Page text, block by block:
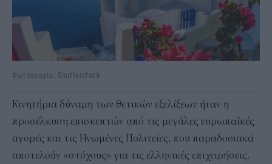
Φωτογραφία: Shutterstock
Κινητήρια δύναμη των θετικών εξελίξεων ήταν η
προσέλκυση επισκεπτών από τις μεγάλες ευρωπαϊκές
αγορές και τις Ηνωμένες Πολιτείες, που παραδοσιακά
αποτελούν «στόχους» για τις ελληνικές επιχειρήσεις.